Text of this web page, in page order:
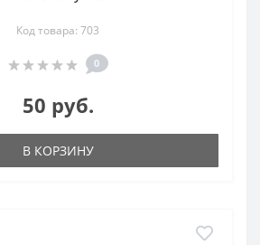
Код товара: 703
0
50 руб.
В КОРЗИНУ